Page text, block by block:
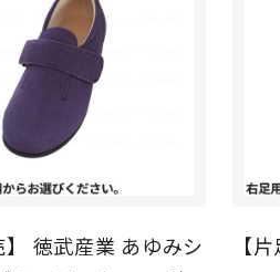
】 徳武産業 あゆみシ
【